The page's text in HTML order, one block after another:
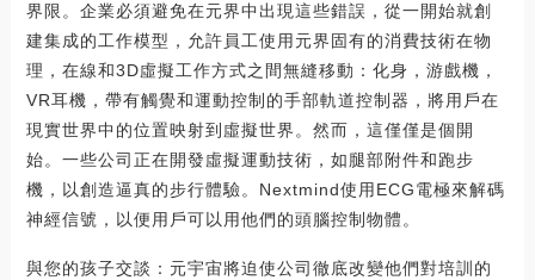
界限。企業必須避免在元界中出現這些錯誤，從一開始就創
建集成的工作模型，允許員工使用元界固有的消費技術在物
理，在線和3D虛擬工作方式之間無縫移動：化身，游戲機，
VR耳機，帶有觸覺和運動控制的手部軌道控制器，將用戶在
現實世界中的位置映射到虛擬世界。然而，這僅僅是個開
始。一些公司正在開發虛擬運動技術，如腿部附件和跑步
機，以創造逼真的步行體驗。Nextmind使用ECG電極來解碼
神經信號，以便用戶可以用他們的頭腦控制物體。
與您的孩子交談：元宇宙將迫使公司徹底改變他們對培訓的